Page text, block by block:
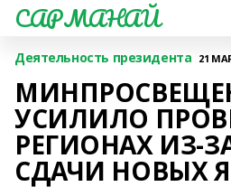
САРМАНАЙ
Деятельность президента 21
УСИЛИЛО
РЕГИОНАХ ИЗ-
СДАЧИ НОВЫХ